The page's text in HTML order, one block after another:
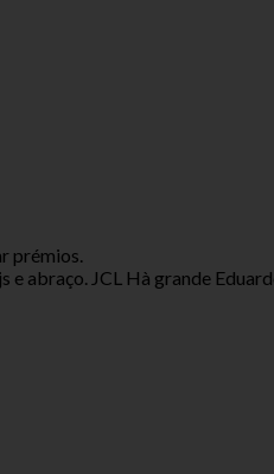
prémios.
e abraço. JCL Hà grande